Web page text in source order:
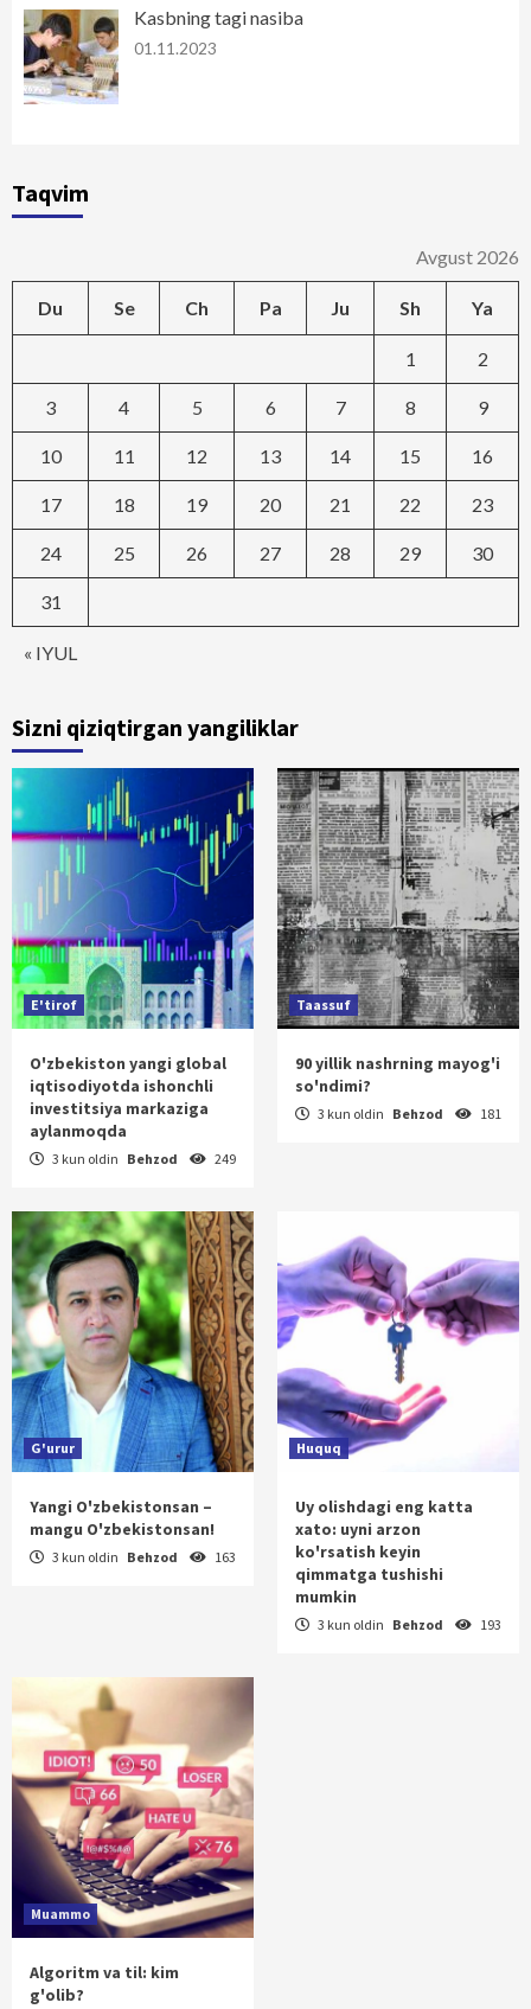
Kasbning tagi nasiba
01.11.2023
Taqvim
Avgust 2026
Du Se Ch Pa Ju Sh Ya
« IYUL
1 2
3 4 5 6 7 8 9
10 11 12 13 14 15 16
17 18 19 20 21 22 23
24 25 26 27 28 29 30
31
Sizni qiziqtirgan yangiliklar
E'tirof
O'zbekiston yangi global
iqtisodiyotda ishonchli
investitsiya markaziga
aylanmoqda
3 kun oldin Behzod 249
Taassuf
90 yillik nashrning mayog'i
so'ndimi?
3 kun oldin Behzod 181
G'urur
Yangi O'zbekistonsan –
mangu O'zbekistonsan!
3 kun oldin Behzod 163
Huquq
Uy olishdagi eng katta
xato: uyni arzon
ko'rsatish keyin
qimmatga tushishi
mumkin
3 kun oldin Behzod 193
Muammo
Algoritm va til: kim
g'olib?